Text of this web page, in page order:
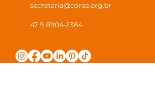
secretaria@coree.org.br
47 9 8904-2384